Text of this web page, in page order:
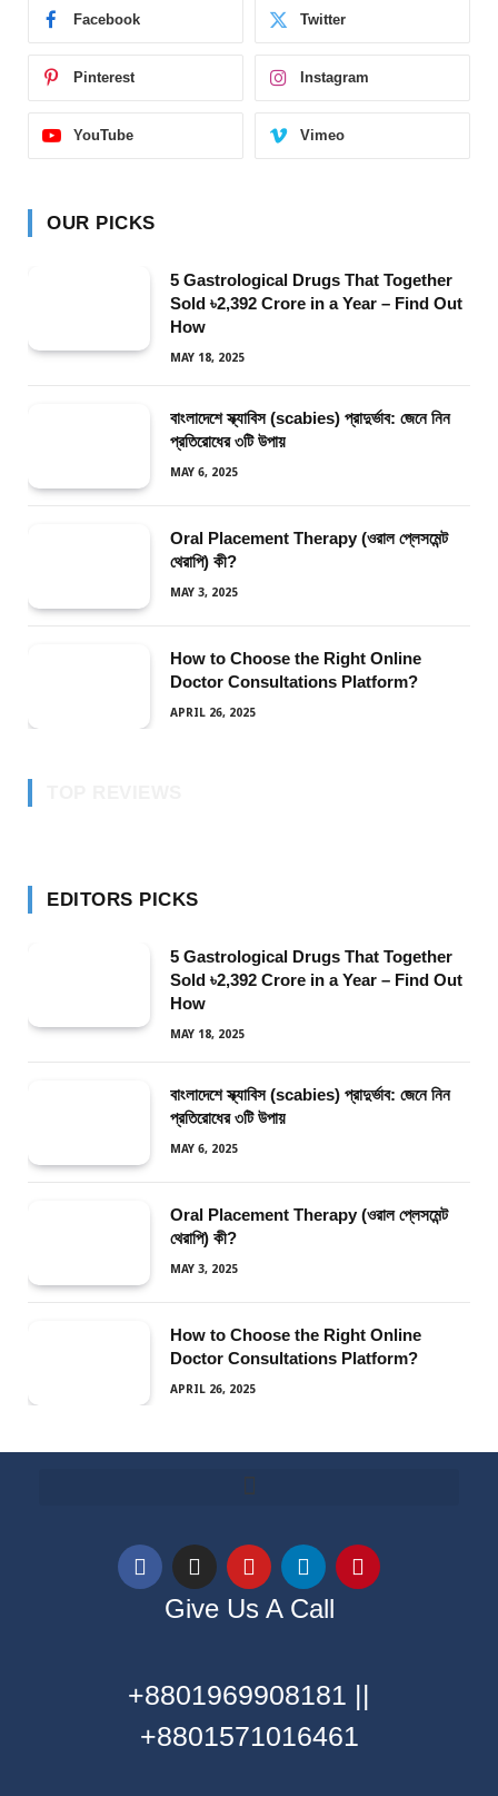
Facebook Twitter
Pinterest Instagram
YouTube Vimeo
OUR PICKS
5 Gastrological Drugs That Together
Sold ৳2,392 Crore in a Year – Find Out
How
MAY 18, 2025
বাংলাদেশে স্ক্যাবিস (scabies) প্রাদুর্ভাব: জেনে নিন
প্রতিরোধের ৩টি উপায়
MAY 6, 2025
Oral Placement Therapy (ওরাল প্লেসমেন্ট
থেরাপি) কী?
MAY 3, 2025
How to Choose the Right Online
Doctor Consultations Platform?
APRIL 26, 2025
EDITORS PICKS
5 Gastrological Drugs That Together
Sold ৳2,392 Crore in a Year – Find Out
How
MAY 18, 2025
বাংলাদেশে স্ক্যাবিস (scabies) প্রাদুর্ভাব: জেনে নিন
প্রতিরোধের ৩টি উপায়
MAY 6, 2025
Oral Placement Therapy (ওরাল প্লেসমেন্ট
থেরাপি) কী?
MAY 3, 2025
How to Choose the Right Online
Doctor Consultations Platform?
APRIL 26, 2025
Give Us A Call
+8801969908181 ||
+8801571016461